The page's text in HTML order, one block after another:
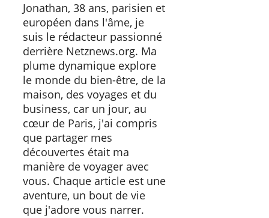
Jonathan, 38 ans, parisien et
européen dans l'âme, je
suis le rédacteur passionné
derrière Netznews.org. Ma
plume dynamique explore
le monde du bien-être, de la
maison, des voyages et du
business, car un jour, au
cœur de Paris, j'ai compris
que partager mes
découvertes était ma
manière de voyager avec
vous. Chaque article est une
aventure, un bout de vie
que j'adore vous narrer.